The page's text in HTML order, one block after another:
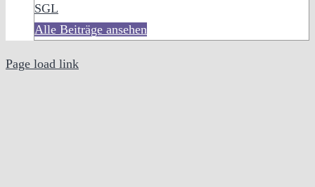
SGL
Alle Beiträge ansehen
Page load link